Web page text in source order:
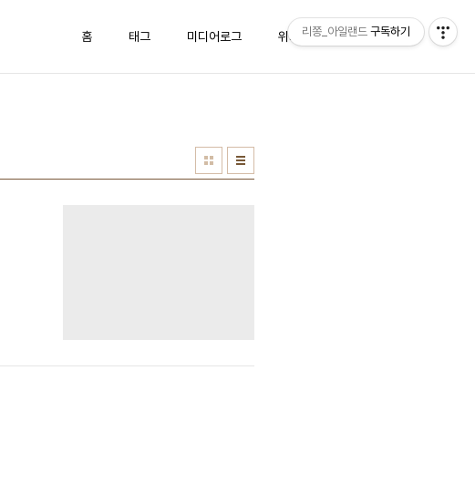
홈 태그 미디어로그 위치로그 방명록
리쫑_아일랜드 구독하기